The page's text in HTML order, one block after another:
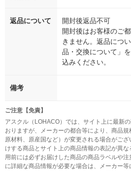
返品について
開封後返品不可
開封後はお客様のご
きません。返品につ
品・交換について」
込みください。
備考
ご注意【免責】
アスクル（LOHACO）では、サイト上に最新
おりますが、メーカーの都合等により、商品規
原材料、原産国など）が変更される場合がご
けする商品とサイト上の商品情報の表記が異
用前には必ずお届けした商品の商品ラベルや
に詳細な商品情報が必要な場合は、メーカー等